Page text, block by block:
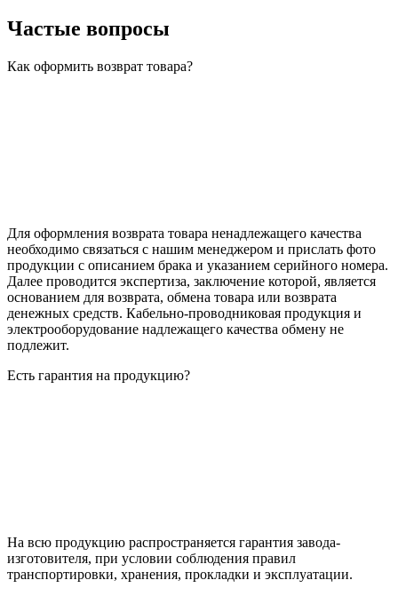
Частые вопросы
Как оформить возврат товара?
Для оформления возврата товара ненадлежащего качества
необходимо связаться с нашим менеджером и прислать фото
продукции с описанием брака и указанием серийного номера.
Далее проводится экспертиза, заключение которой, является
основанием для возврата, обмена товара или возврата
денежных средств. Кабельно-проводниковая продукция и
электрооборудование надлежащего качества обмену не
подлежит.
Есть гарантия на продукцию?
На всю продукцию распространяется гарантия завода-
изготовителя, при условии соблюдения правил
транспортировки, хранения, прокладки и эксплуатации.